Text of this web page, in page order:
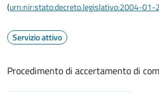
(urn:nir:stato:decreto.legislativo:2004-
Servizio attivo
Procedimento di accertamento di